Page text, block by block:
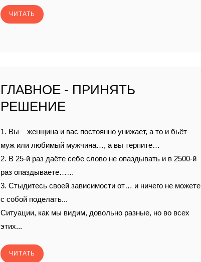
ЧИТАТЬ
ГЛАВНОЕ - ПРИНЯТЬ
РЕШЕНИЕ
1. Вы – женщина и вас постоянно унижает, а то и бьёт
муж или любимый мужчина…, а вы терпите…
2. В 25-й раз даёте себе слово не опаздывать и в 2500-й
раз опаздываете……
3. Стыдитесь своей зависимости от… и ничего не можете
с собой поделать...
Ситуации, как мы видим, довольно разные, но во всех
этих...
ЧИТАТЬ